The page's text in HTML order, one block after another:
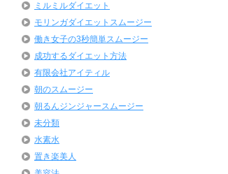
ミルミルダイエット
モリンガダイエットスムージー
働き女子の3秒簡単スムージー
成功するダイエット方法
有限会社アイティル
朝のスムージー
朝るんジンジャースムージー
未分類
水素水
置き楽美人